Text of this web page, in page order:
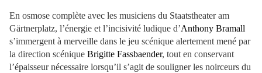
En osmose complète avec les musiciens du Staatstheater am
Gärtnerplatz, l’énergie et l’incisivité ludique d’Anthony Bramall
s’immergent à merveille dans le jeu scénique alertement mené par
la direction scénique Brigitte Fassbaender, tout en conservant
l’épaisseur nécessaire lorsqu’il s’agit de souligner les noirceurs du